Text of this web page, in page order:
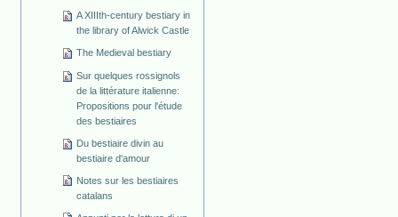
A XIIIth-century bestiary in
the library of Alwick Castle
The Medieval bestiary
Sur quelques rossignols
de la littérature italienne:
Propositions pour l'étude
des bestiaires
Du bestiaire divin au
bestiaire d'amour
Notes sur les bestiaires
catalans